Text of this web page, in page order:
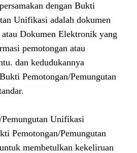
dengan Bukti
Unifikasi adalah dokumen
Dokumen Elektronik yang
pemotongan atau
dan kedudukannya
Pemotongan/Pemungutan
Unifikasi
Pemotongan/Pemungutan
membetulkan kekeliruan